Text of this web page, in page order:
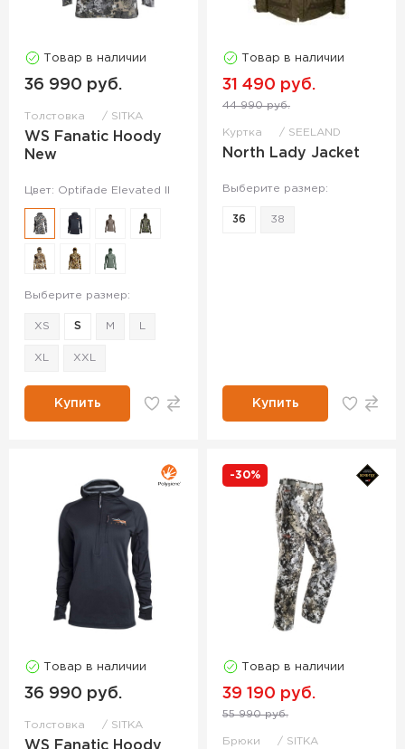
Товар в наличии
36 990 руб.
Толстовка SITKA
WS Fanatic Hoody
New
Цвет: Optifade Elevated II
Выберите размер:
XS S M
XL XXL
Купить
Товар в наличии
31 490 руб.
44 990 руб.
Куртка SEELAND
North Lady Jacket
Выберите размер:
36 38
Купить
Товар в наличии
36 990 руб.
Толстовка SITKA
WS Fanatic Hoody
-30%
Товар в наличии
39 190 руб.
55 990 руб.
Брюки SITKA